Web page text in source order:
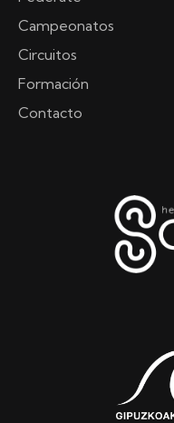
Campeonatos
Circuitos
Formación
Contacto